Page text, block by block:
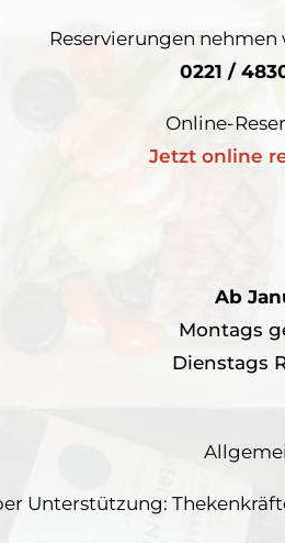
Reservierungen
0221 /
Online-
Jetzt online
Ab
Montags
Dienstags
Unterstützung: